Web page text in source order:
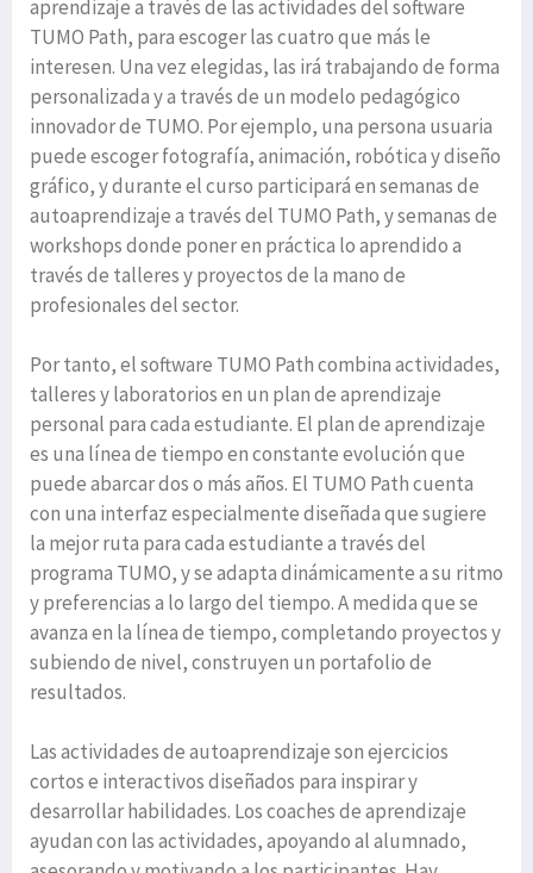
aprendizaje a través de las actividades del software
TUMO Path, para escoger las cuatro que más le
interesen. Una vez elegidas, las irá trabajando de forma
personalizada y a través de un modelo pedagógico
innovador de TUMO. Por ejemplo, una persona usuaria
puede escoger fotografía, animación, robótica y diseño
gráfico, y durante el curso participará en semanas de
autoaprendizaje a través del TUMO Path, y semanas de
workshops donde poner en práctica lo aprendido a
través de talleres y proyectos de la mano de
profesionales del sector.
Por tanto, el software TUMO Path combina actividades,
talleres y laboratorios en un plan de aprendizaje
personal para cada estudiante. El plan de aprendizaje
es una línea de tiempo en constante evolución que
puede abarcar dos o más años. El TUMO Path cuenta
con una interfaz especialmente diseñada que sugiere
la mejor ruta para cada estudiante a través del
programa TUMO, y se adapta dinámicamente a su ritmo
y preferencias a lo largo del tiempo. A medida que se
avanza en la línea de tiempo, completando proyectos y
subiendo de nivel, construyen un portafolio de
resultados.
Las actividades de autoaprendizaje son ejercicios
cortos e interactivos diseñados para inspirar y
desarrollar habilidades. Los coaches de aprendizaje
ayudan con las actividades, apoyando al alumnado,